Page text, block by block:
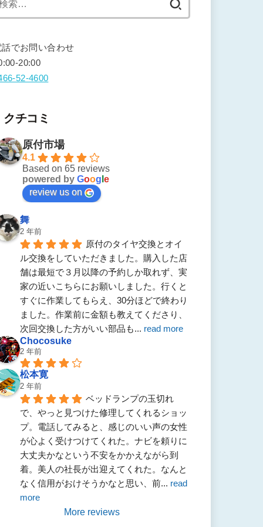
話でお問い合わせ
20:00
52-4600
クチコミ
原付市場
4.1
Based on 65 reviews
powered by Goog e
review us on
舞
2 年前
原付のタイヤ交換とオイ
ル交換をしていただきました。購入した店
舗は最短で３月以降の予約しか取れず、実
家の近いこちらにお願いしました。行くと
すぐに作業してもらえ、30分ほどで終わり
ました。作業前に金額も教えてくださり、
次回交換した方がいい部品も... read more
Chocosuke
2 年前
松本寛
2 年前
ベッドランプの玉切れ
で、やっと見つけた修理してくれるショッ
プ。電話してみると、感じのいい声の女性
が心よく受けつけてくれた。ナビを頼りに
大丈夫かなという不安をかかえながら到
着。美人の社長が出迎えてくれた。なんと
なく信用がおけそうかなと思い、前... read
more
More reviews